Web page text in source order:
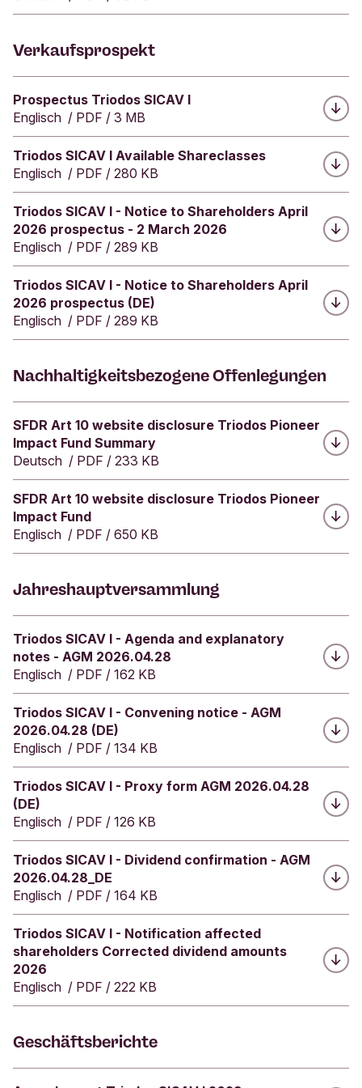
e
e
e
u
t
s
c
h
e
r
N
h
h
a
l
i
e
i
t
s
p
e
0
2
:
G
e
i
n
e
r
n
e
a
e
g
r
i
"
Hauptversammlungen aus und spricht mit
ECOreporter Website, 19. Februar 2025
Verkaufsprospekt
Herunterladen:
Prospectus Triodos SICAV I
Englisch / PDF / 3 MB
Herunterladen:
Triodos SICAV I Available Shareclasses
Englisch / PDF / 280 KB
Herunterladen:
Triodos SICAV I - Notice to Shareholders April
2026 prospectus - 2 March 2026
Englisch / PDF / 289 KB
Herunterladen:
Triodos SICAV I - Notice to Shareholders April
2026 prospectus (DE)
Englisch / PDF / 289 KB
Nachhaltigkeitsbezogene Offenlegungen
Herunterladen:
SFDR Art 10 website disclosure Triodos Pioneer
Impact Fund Summary
Deutsch / PDF / 233 KB
Herunterladen:
SFDR Art 10 website disclosure Triodos Pioneer
Impact Fund
Englisch / PDF / 650 KB
Jahreshauptversammlung
Herunterladen:
Triodos SICAV I - Agenda and explanatory
notes - AGM 2026.04.28
Englisch / PDF / 162 KB
Herunterladen:
Triodos SICAV I - Convening notice - AGM
2026.04.28 (DE)
Englisch / PDF / 134 KB
Herunterladen:
Triodos SICAV I - Proxy form AGM 2026.04.28
(DE)
Englisch / PDF / 126 KB
Herunterladen:
Triodos SICAV I - Dividend confirmation - AGM
2026.04.28_DE
Englisch / PDF / 164 KB
Herunterladen:
Triodos SICAV I - Notification affected
shareholders Corrected dividend amounts
2026
Englisch / PDF / 222 KB
Geschäftsberichte